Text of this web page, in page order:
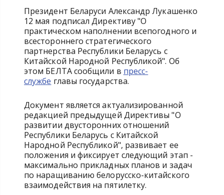
Президент Беларуси Александр Лукашенко
12 мая подписал Директиву "О
практическом наполнении всепогодного и
всестороннего стратегического
партнерства Республики Беларусь с
Китайской Народной Республикой". Об
этом БЕЛТА сообщили в пресс-
службе главы государства.
Документ является актуализированной
редакцией предыдущей Директивы "О
развитии двусторонних отношений
Республики Беларусь с Китайской
Народной Республикой", развивает ее
положения и фиксирует следующий этап -
максимально прикладных планов и задач
по наращиванию белорусско-китайского
взаимодействия на пятилетку.